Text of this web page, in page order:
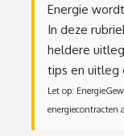
Energie
In deze
heldere
tips en uitleg
Let op:
energiecontracten